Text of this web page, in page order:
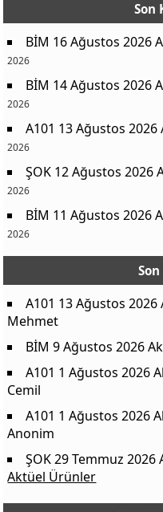
Son
BİM 16 Ağustos 2026
2026
BİM 14 Ağustos 2026
2026
A101 13 Ağustos
2026
ŞOK 12 Ağustos
2026
BİM 11 Ağustos 2026
2026
A101 13 Ağustos
Mehmet
BİM 9 Ağustos 2026
A101 1 Ağustos 2026
Cemil
A101 1 Ağustos 2026
Anonim
ŞOK 29 Temmuz
Aktüel Ürünler